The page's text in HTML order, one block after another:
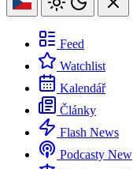
Feed
Watchlist
Kalendář
Články
Flash News
Podcasty New